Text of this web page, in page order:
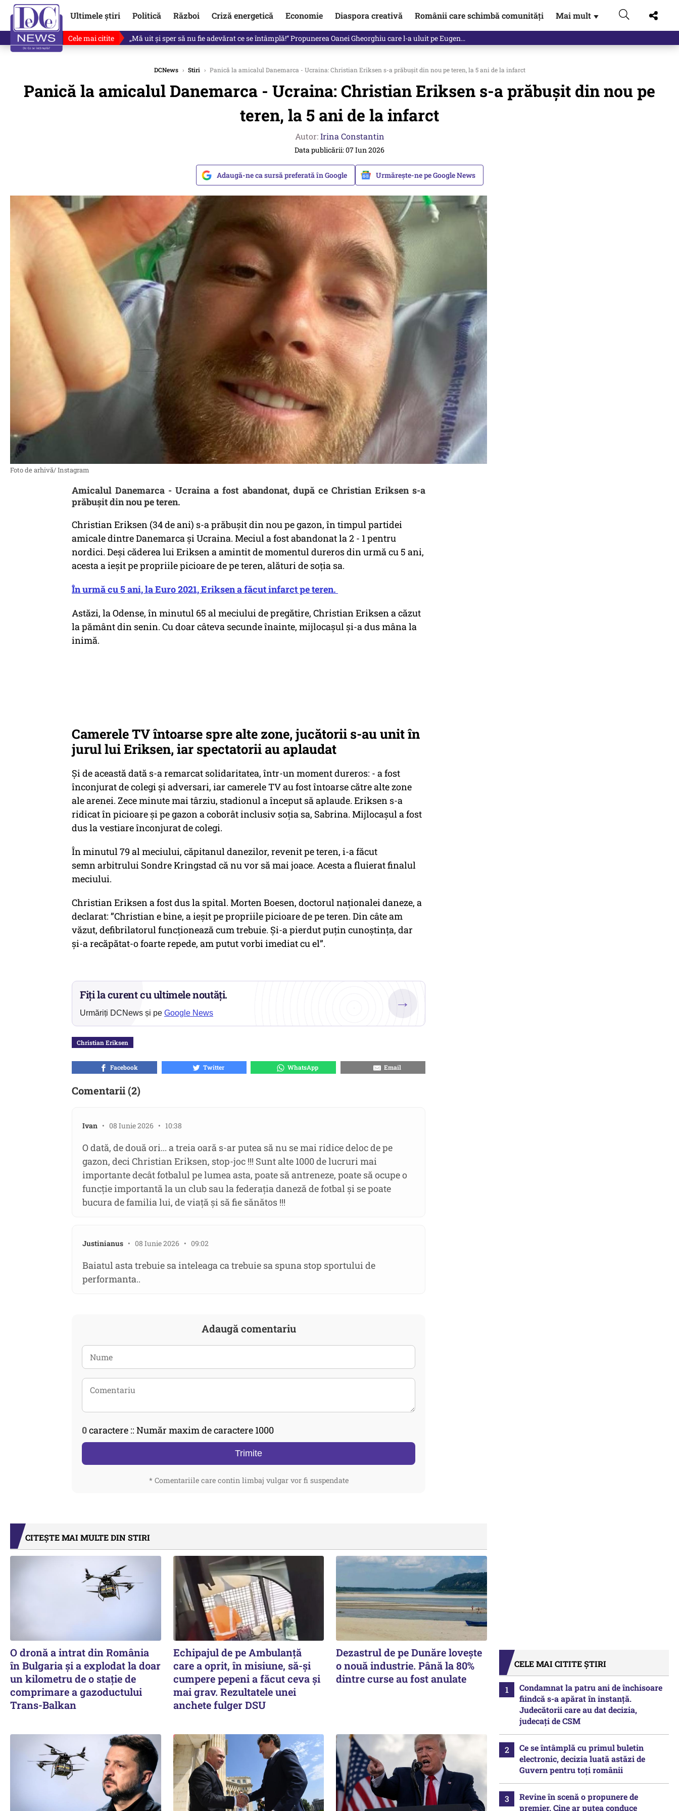
Ultimele știri Politică Război Criză energetică Economie Diaspora creativă Românii care schimbă comunități Mai mult ▼
Cele mai citite Ce se întâmplă cu primul buletin electronic, decizia luată astăzi de Guvern pentru toți românii
DCNews › Stiri › Panică la amicalul Danemarca - Ucraina: Christian Eriksen s-a prăbușit din nou pe teren, la 5 ani de la infarct
Panică la amicalul Danemarca - Ucraina: Christian Eriksen s-a prăbușit din nou pe
teren, la 5 ani de la infarct
Autor:Irina Constantin
Data publicării: 07 Iun 2026
Adaugă-ne ca sursă preferată în Google Urmărește-ne pe Google News
Foto de arhivă/ Instagram
Amicalul Danemarca - Ucraina a fost abandonat, după ce Christian Eriksen s-a
prăbușit din nou pe teren.
Christian Eriksen (34 de ani) s-a prăbușit din nou pe gazon, în timpul partidei
amicale dintre Danemarca și Ucraina. Meciul a fost abandonat la 2 - 1 pentru
nordici. Deși căderea lui Eriksen a amintit de momentul dureros din urmă cu 5 ani,
acesta a ieșit pe propriile picioare de pe teren, alături de soția sa.
În urmă cu 5 ani, la Euro 2021, Eriksen a făcut infarct pe teren.
Astăzi, la Odense, în minutul 65 al meciului de pregătire, Christian Eriksen a căzut
la pământ din senin. Cu doar câteva secunde înainte, mijlocașul și-a dus mâna la
inimă.
Camerele TV întoarse spre alte zone, jucătorii s-au unit în
jurul lui Eriksen, iar spectatorii au aplaudat
Și de această dată s-a remarcat solidaritatea, într-un moment dureros: - a fost
înconjurat de colegi și adversari, iar camerele TV au fost întoarse către alte zone
ale arenei. Zece minute mai târziu, stadionul a început să aplaude. Eriksen s-a
ridicat în picioare și pe gazon a coborât inclusiv soția sa, Sabrina. Mijlocașul a fost
dus la vestiare înconjurat de colegi.
În minutul 79 al meciului, căpitanul danezilor, revenit pe teren, i-a făcut
semn arbitrului Sondre Kringstad că nu vor să mai joace. Acesta a fluierat finalul
meciului.
Christian Eriksen a fost dus la spital. Morten Boesen, doctorul naționalei daneze, a
declarat: ”Christian e bine, a ieșit pe propriile picioare de pe teren. Din câte am
văzut, defibrilatorul funcționează cum trebuie. Și-a pierdut puțin cunoștința, dar
și-a recăpătat-o foarte repede, am putut vorbi imediat cu el”.
Fiți la curent cu ultimele noutăți.
Urmăriți DCNews și pe Google News
→
Christian Eriksen
Facebook Twitter WhatsApp Email
Comentarii (2)
Ivan • 08 Iunie 2026 • 10:38
O dată, de două ori... a treia oară s-ar putea să nu se mai ridice deloc de pe
gazon, deci Christian Eriksen, stop-joc !!! Sunt alte 1000 de lucruri mai
importante decât fotbalul pe lumea asta, poate să antreneze, poate să ocupe o
funcție importantă la un club sau la federația daneză de fotbal și se poate
bucura de familia lui, de viață și să fie sănătos !!!
Justinianus • 08 Iunie 2026 • 09:02
Baiatul asta trebuie sa inteleaga ca trebuie sa spuna stop sportului de
performanta..
Adaugă comentariu
0caractere :: Număr maxim de caractere 1000
Trimite
* Comentariile care contin limbaj vulgar vor fi suspendate
CITEȘTE MAI MULTE DIN STIRI
O dronă a intrat din România
în Bulgaria şi a explodat la doar
un kilometru de o stație de
comprimare a gazoductului
Trans-Balkan
Echipajul de pe Ambulanță
care a oprit, în misiune, să-și
cumpere pepeni a făcut ceva și
mai grav. Rezultatele unei
anchete fulger DSU
Dezastrul de pe Dunăre lovește
o nouă industrie. Până la 80%
dintre curse au fost anulate
CELE MAI CITITE ȘTIRI
Condamnat la patru ani de închisoare
fiindcă s-a apărat în instanță.
Judecătorii care au dat decizia,
judecați de CSM
Ce se întâmplă cu primul buletin
electronic, decizia luată astăzi de
Guvern pentru toți românii
Revine în scenă o propunere de
premier. Cine ar putea conduce